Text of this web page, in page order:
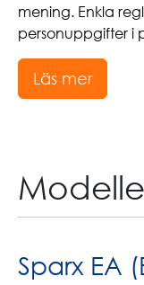
mening. Enkla
personuppgifter i
Läs mer
Sparx EA